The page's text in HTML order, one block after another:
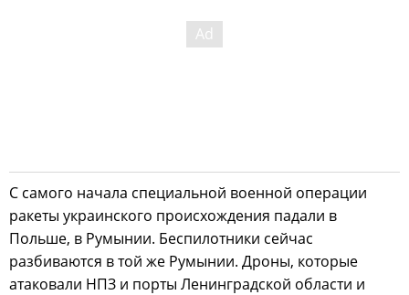
С самого начала специальной военной операции
ракеты украинского происхождения падали в
Польше, в Румынии. Беспилотники сейчас
разбиваются в той же Румынии. Дроны, которые
атаковали НПЗ и порты Ленинградской области и